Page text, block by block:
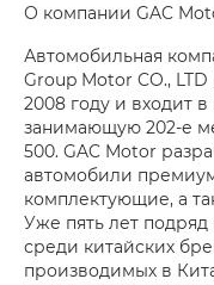
О компании GAC
Автомобильная
Group Motor CO.,
2008 году и входит
занимающую 202-е
500. GAC Motor
автомобили
комплектующие, а
Уже пять лет подряд
среди китайских
производимых в